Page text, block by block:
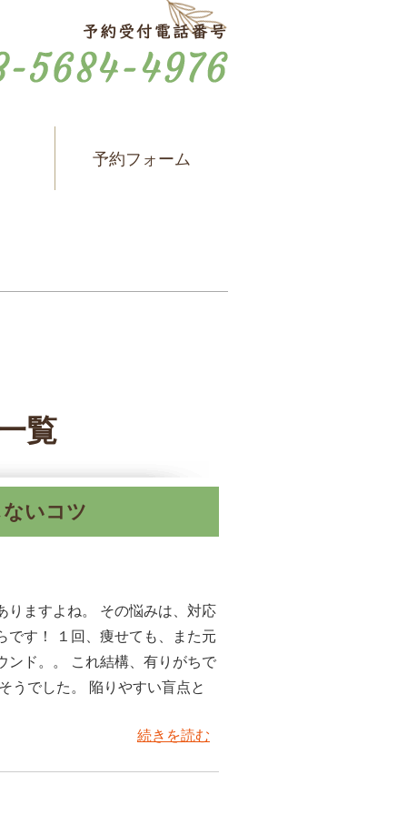
予約フォーム
覧
いコツ
りますよね。 その悩みは、対応
です！ １回、痩せても、また元
ンド。。 これ結構、有りがちで
うでした。 陥りやすい盲点と
続きを読む